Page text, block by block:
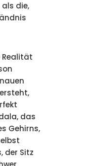
die,
Realität
das
Gehirns,
der Sitz